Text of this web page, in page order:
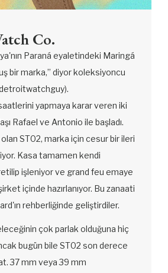
Co.
Paraná eyaletindeki Maringá
bir marka,” diyor koleksiyoncu
yapmaya karar veren iki
Rafael ve Antonio ile başladı.
ST02, marka için cesur bir ileri
Kasa tamamen kendi
işleniyor ve grand feu emaye
içinde hazırlanıyor. Bu zanaati
rehberliğinde geliştirdiler.
çok parlak olduğuna hiç
bugün bile ST02 son derece
37 mm veya 39 mm